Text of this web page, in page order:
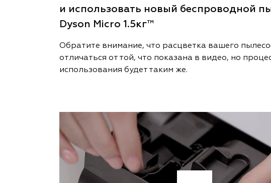
и использовать новый беспроводной
Dyson Micro 1.5кг™
Обратите внимание, что расцветка вашего
отличаться от той, что показана в видео, но
использования будет таким же.